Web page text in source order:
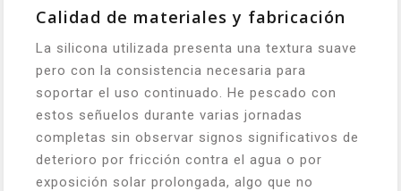
Calidad de materiales y fabricación
La silicona utilizada presenta una textura suave
pero con la consistencia necesaria para
soportar el uso continuado. He pescado con
estos señuelos durante varias jornadas
completas sin observar signos significativos de
deterioro por fricción contra el agua o por
exposición solar prolongada, algo que no